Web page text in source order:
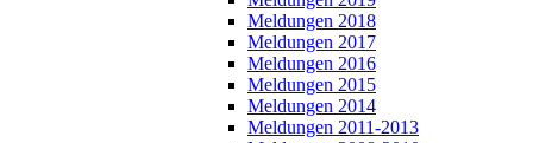
Meldungen 2018
Meldungen 2017
Meldungen 2016
Meldungen 2015
Meldungen 2014
Meldungen 2011-2013